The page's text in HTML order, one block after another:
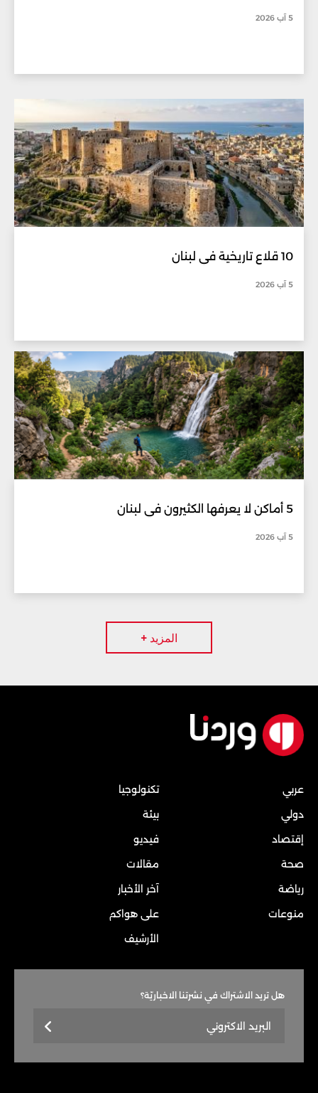
5 آب 2026
10 قلاع تاريخية في لبنان
5 آب 2026
5 أماكن لا يعرفها الكثيرون في لبنان
5 آب 2026
المزيد +
عربي
دولي
إقتصاد
صحة
رياضة
منوعات
تكنولوجيا
بيئة
فيديو
مقالات
آخر الأخبار
على هواكم
الأرشيف
هل تريد الاشتراك في نشرتنا الاخباريّة؟